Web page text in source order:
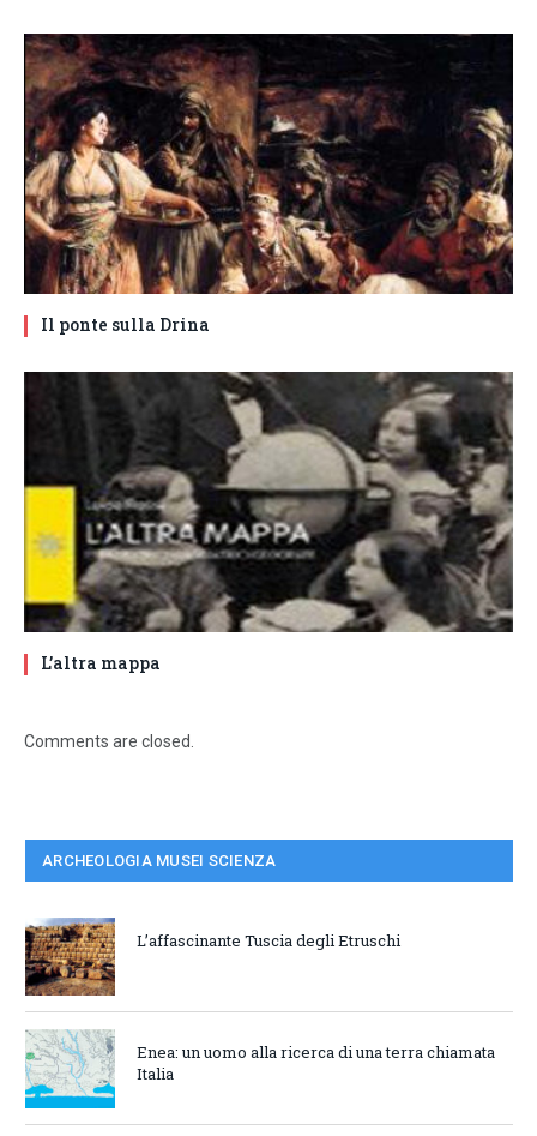
Il ponte sulla Drina
L’altra mappa
Comments are closed.
ARCHEOLOGIA MUSEI SCIENZA
L’affascinante Tuscia degli Etruschi
Enea: un uomo alla ricerca di una terra chiamata
Italia